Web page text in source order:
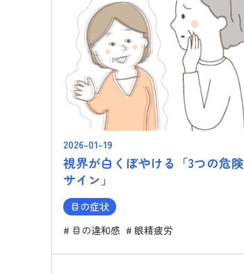
2026-01-19
視界が白くぼやける「3つの危険
サイン」
目の症状
目の違和感
眼精疲労